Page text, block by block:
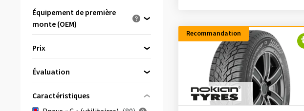
Barum(2)
Bridgestone
Continental
Cooper(2)
CST (1)
Dunlop(4)
Falken (3)
Pneus de marque
Pneus budget(21)
Équipement de première
monte (OEM)
Prix
von
bis
Évaluation
Caractéristiques
Recommandation